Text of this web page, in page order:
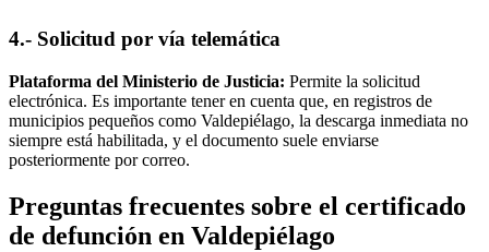
4.- Solicitud por vía telemática
Plataforma del Ministerio de Justicia: Permite la solicitud
electrónica. Es importante tener en cuenta que, en registros de
municipios pequeños como Valdepiélago, la descarga inmediata no
siempre está habilitada, y el documento suele enviarse
posteriormente por correo.
Preguntas frecuentes sobre el certificado
de defunción en Valdepiélago